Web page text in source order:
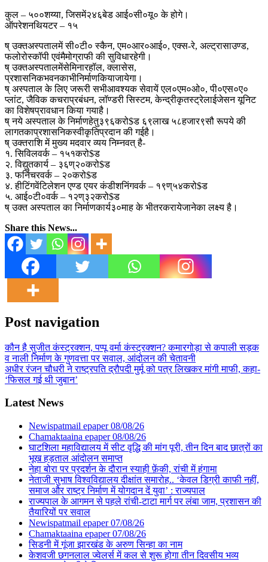
कुल – ५००शय्या, जिसमें२४६बेड आई०सी०यू० के होगे।
ऑपरेशनथियटर – १५
ष् उक्तअस्पतालमें सी०टी० स्कैन, एम०आर०आई०, एक्स-रे, अल्ट्रासाउण्ड,
फलोरोस्कॉपी एवंमैमोग्राफी की सुविधारहेगी।
ष् उक्तअस्पतालमेंसेमिनारहॉल, क्लासेस,
प्रशासनिकभवनकाभीनिर्माणकियाजायेगा।
ष् अस्पताल के लिए जरूरी सभीआवश्यक सेवायें एल०एम०ओ०, पी०एस०ए०
प्लांट, जैविक कचराप्रबंधन, लॉण्डरी सिस्टम, केन्द्रीकृतस्ट्रेलाईजेसन यूनिट
का विशेषप्रावधान किया गयाहै।
ष् नये अस्पताल के निर्माणहेतु३९६करो$ड ६९लाख ५८हजार९सौ रूपये की
लागतकाप्रशासनिकस्वीकृतिप्रदान की गईहै।
ष् उक्तराशि में मुख्य मदवार व्यय निम्नवत् है-
१. सिविलवर्क – १५१करो$ड
२. विद्युतकार्य – ३६ण्२०करो$ड
३. फर्निचरवर्क – २०करो$ड
४. हीटिंगवेंटिलेशन एण्ड एयर कंडीशनिंगवर्क – १९ण्५४करो$ड
५. आई०टी०वर्क – १२ण्३२करो$ड
ष् उक्त अस्पताल का निर्माणकार्य३०माह के भीतरकरायेजानेका लक्ष्य है।
Share this News...
Post navigation
कौन है सुजीत कंस्ट्रक्शन, पप्पू वर्मा कंस्ट्रक्शन? कमारगोड़ा से कपाली सड़क
व नाली निर्माण के गुणवत्ता पर सवाल, आंदोलन की चेतावनी
अधीर रंजन चौधरी ने राष्ट्रपति द्रौपदी मुर्मू को पत्र लिखकर मांगी माफी, कहा-
‘फिसल गई थी जुबान’
Latest News
Newispatmail epaper 08/08/26
Chamaktaaina epaper 08/08/26
घाटशिला महाविद्यालय में सीट वृद्धि की मांग पूरी, तीन दिन बाद छात्रों का
भूख हड़ताल आंदोलन समाप्त
नेहा बोरा पर प्रदर्शन के दौरान स्याही फ़ेंकी, रांची में हंगामा
नेताजी सुभाष विश्वविद्यालय दीक्षांत समारोह.. ‘केवल डिग्री काफी नहीं,
समाज और राष्ट्र निर्माण में योगदान दें युवा’ : राज्यपाल
राज्यपाल के आगमन से पहले रांची-टाटा मार्ग पर लंबा जाम, प्रशासन की
तैयारियों पर सवाल
Newispatmail epaper 07/08/26
Chamaktaaina epaper 07/08/26
सिडनी में गूंजा झारखंड के अरुण सिन्हा का नाम
केशवजी छगनलाल ज्वेलर्स में कल से शुरू होगा तीन दिवसीय भव्य